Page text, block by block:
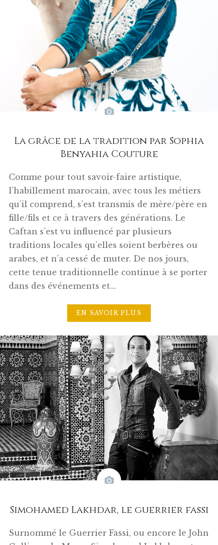
La grâce de la tradition par Sophia
Benyahia Couture
Comme pour tout savoir-faire artistique,
l’habillement marocain, avec tous les métiers
qu’il comprend, s’est transmis de mère/père en
fille/fils et ce à travers des générations. Le
Caftan s’est vu influencé par plusieurs
traditions locales qu’elles soient berbères ou
arabes, et n’a cessé de muter. De nos jours,
cette tenue traditionnelle continue à se porter
dans des événements et…
EN SAVOIR PLUS
Simohamed Lakhdar, le guerrier fassi
Surnommé le Guerrier Fassi, ou encore le John